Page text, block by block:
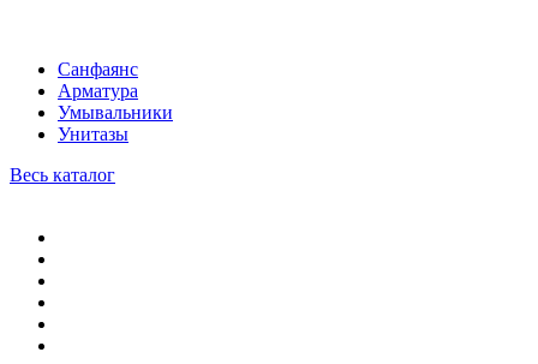
Санфаянс
Арматура
Умывальники
Унитазы
Весь каталог